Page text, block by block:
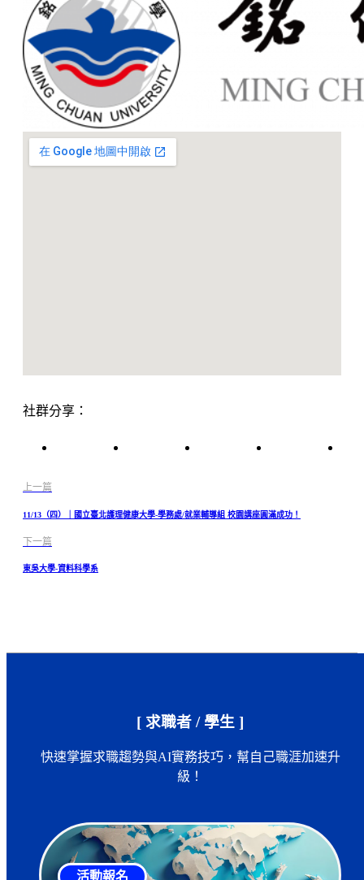
社群分享：
上一篇
11/13（四）｜國立臺北護理健康大學-學務處/就業輔導組 校園講座圓滿成功！
下一篇
東吳大學-資料科學系
[ 求職者 / 學生 ]
快速掌握求職趨勢與AI實務技巧，幫自己職涯加速升
級！
活動報名